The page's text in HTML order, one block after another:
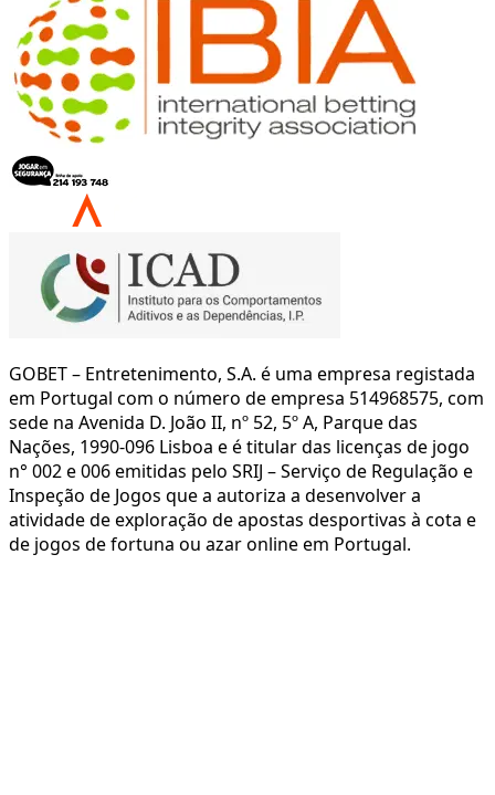
GOBET – Entretenimento, S.A. é uma empresa registada
em Portugal com o número de empresa 514968575, com
sede na Avenida D. João II, nº 52, 5º A, Parque das
Nações, 1990-096 Lisboa e é titular das licenças de jogo
n° 002 e 006 emitidas pelo SRIJ – Serviço de Regulação e
Inspeção de Jogos que a autoriza a desenvolver a
atividade de exploração de apostas desportivas à cota e
de jogos de fortuna ou azar online em Portugal.